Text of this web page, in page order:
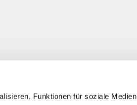
Funktionen für soziale Medien